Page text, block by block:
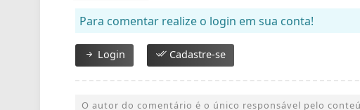
Para comentar realize o login em sua conta!
Login Cadastre-se
O autor do comentário é o único responsável pelo